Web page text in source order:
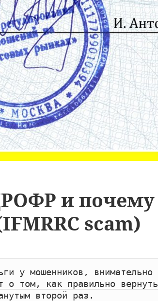
и почему
scam)
у мошенников, внимательно
о том, как правильно вернуть
второй раз.